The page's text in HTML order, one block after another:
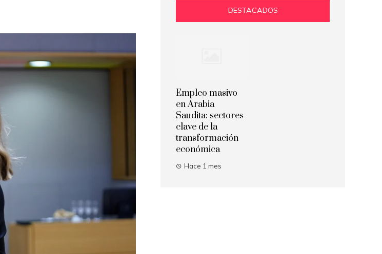
DESTACADOS
Empleo masivo
en Arabia
Saudita: sectores
clave de la
transformación
económica
Hace 1 mes